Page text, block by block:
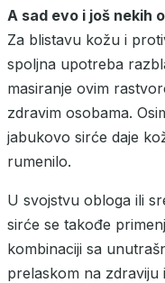
A sad evo i još nekih
Za blistavu kožu i
spoljna upotreba
masiranje ovim
zdravim osobama.
jabukovo sirće daje
rumenilo.
U svojstvu obloga ili
sirće se takođe
kombinaciji sa
prelaskom na zdraviju